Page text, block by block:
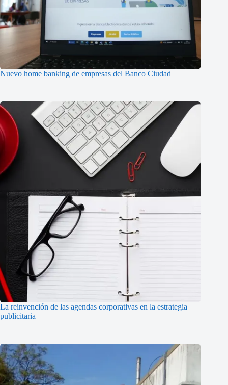
Nuevo home banking de empresas del Banco Ciudad
La reinvención de las agendas corporativas en la estrategia
publicitaria